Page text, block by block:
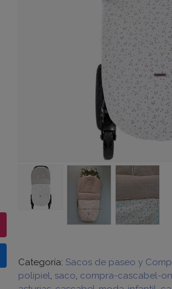
Categoría: Sacos de paseo y
polipiel saco compra-cascabel-